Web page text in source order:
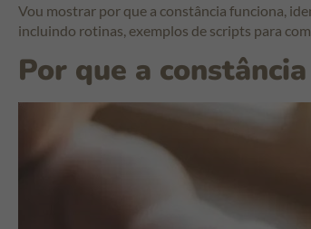
Vou mostrar por que a constância funciona,
incluindo rotinas, exemplos de scripts para
Por que a